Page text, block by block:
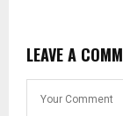
LEAVE A